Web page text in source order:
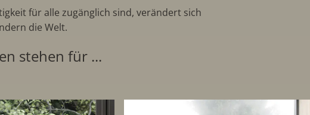
für alle zugänglich sind, verändert sich
die Welt.
stehen für ...